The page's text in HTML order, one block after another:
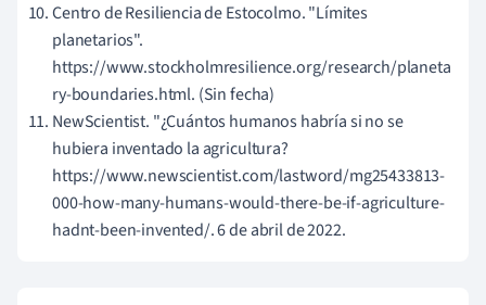
Centro de Resiliencia de Estocolmo. "Límites
planetarios".
https://www.stockholmresilience.org/research/planeta
ry-boundaries.html. (Sin fecha)
NewScientist. "¿Cuántos humanos habría si no se
hubiera inventado la agricultura?
https://www.newscientist.com/lastword/mg25433813-
000-how-many-humans-would-there-be-if-agriculture-
hadnt-been-invented/. 6 de abril de 2022.